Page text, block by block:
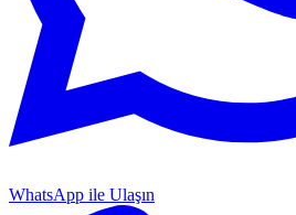
WhatsApp ile Ulaşın